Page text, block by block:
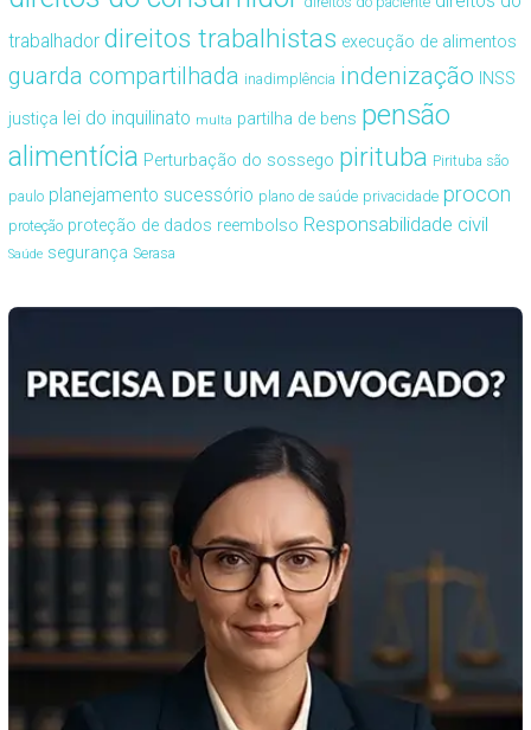
trabalhador direitos trabalhistas execução de alimentos
guarda compartilhada inadimplência indenização INSS
justiça lei do inquilinato multa partilha de bens pensão
alimentícia Perturbação do sossego pirituba Pirituba são
paulo planejamento sucessório plano de saúde privacidade procon
proteção proteção de dados reembolso Responsabilidade civil
Saúde segurança Serasa